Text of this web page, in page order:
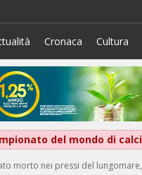
Cronaca Cultura
del mondo di
morto nei pressi del